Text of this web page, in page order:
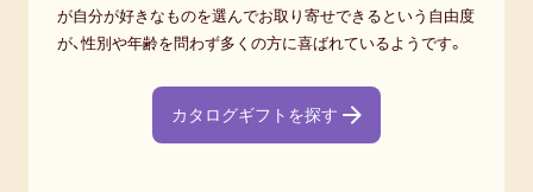
が自分が好きなものを選んでお取り寄せできるという自由度
が、性別や年齢を問わず多くの方に喜ばれているようです。
カタログギフトを探す